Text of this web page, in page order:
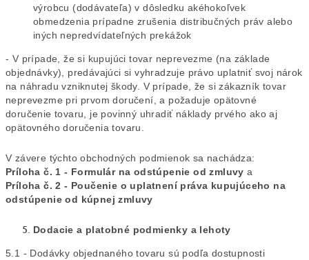
výrobcu (dodávateľa) v dôsledku akéhokoľvek
obmedzenia prípadne zrušenia distribučných práv alebo
iných nepredvídateľných prekážok
- V prípade, že si kupujúci tovar neprevezme (na základe
objednávky), predávajúci si vyhradzuje právo uplatniť svoj nárok
na náhradu vzniknutej škody. V prípade, že si zákazník tovar
neprevezme pri prvom doručení, a požaduje opätovné
doručenie tovaru, je povinný uhradiť náklady prvého ako aj
opätovného doručenia tovaru.
V závere týchto obchodných podmienok sa nachádza:
Príloha č. 1 - Formulár na odstúpenie od zmluvya
Príloha č. 2 - Poučenie o uplatnení práva kupujúceho na
odstúpenie od kúpnej zmluvy
Dodacie a platobné podmienky a lehoty
5.1 - Dodávky objednaného tovaru sú podľa dostupnosti